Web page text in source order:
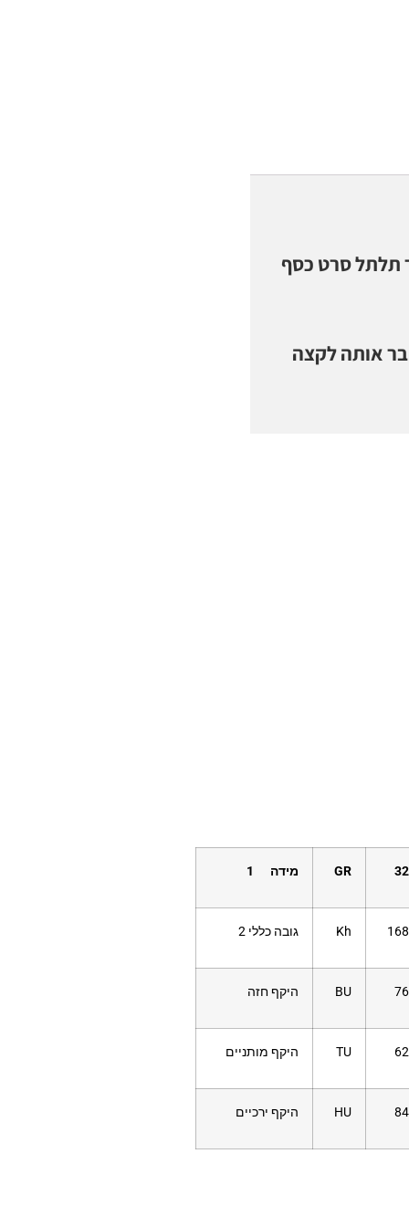
תלתל סרט כסף
אותה לקצה
32
GR מידה 1
168
Kh גובה כללי 2
76
BU היקף חזה
62
TU היקף מותניים
84
HU היקף ירכיים